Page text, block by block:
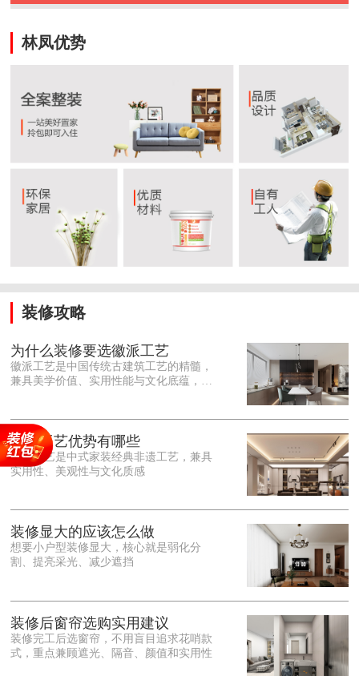
林凤优势
装修攻略
为什么装修要选徽派工艺
徽派工艺是中国传统古建筑工艺的精髓，
兼具美学价值、实用性能与文化底蕴，优
雕细琢的砖、木、石雕为特色，线条古朴
大气，意境悠远，自带东方中式雅致韵
味，耐看且不易过时。<o:p></o:p> 在工
艺品质上，徽派工艺遵循古法匠心工序，
保耐用，抗风化、耐腐蚀，使用
徽派工艺优势有哪些
徽派工艺是中式家装经典非遗工艺，兼具
实用性、美观性与文化质感
装修显大的应该怎么做
想要小户型装修显大，核心就是弱化分
割、提亮采光、减少遮挡
装修后窗帘选购实用建议
装修完工后选窗帘，不用盲目追求花哨款
式，重点兼顾遮光、隔音、颜值和实用性